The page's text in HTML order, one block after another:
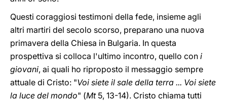
Questi coraggiosi testimoni della fede, insieme agli
altri martiri del secolo scorso, preparano una nuova
primavera della Chiesa in Bulgaria. In questa
prospettiva si colloca l'ultimo incontro, quello con i
giovani, ai quali ho riproposto il messaggio sempre
attuale di Cristo: "Voi siete il sale della terra ... Voi siete
la luce del mondo" (Mt5, 13-14). Cristo chiama tutti